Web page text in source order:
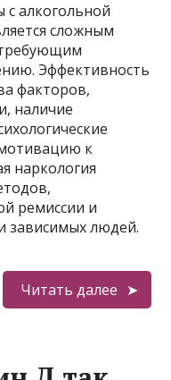
алкогольной
сложным
Эффективность
факторов,
наличие
к
наркология
ремиссии и
зависимых людей.
Читать далее